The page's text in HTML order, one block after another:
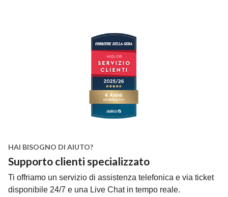
HAI BISOGNO DI AIUTO?
Supporto clienti specializzato
Ti offriamo un servizio di assistenza telefonica e via ticket
disponibile 24/7 e una Live Chat in tempo reale.